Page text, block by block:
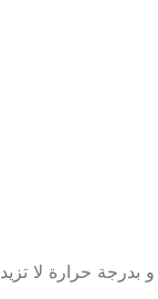
حرارة لا تزيد عن